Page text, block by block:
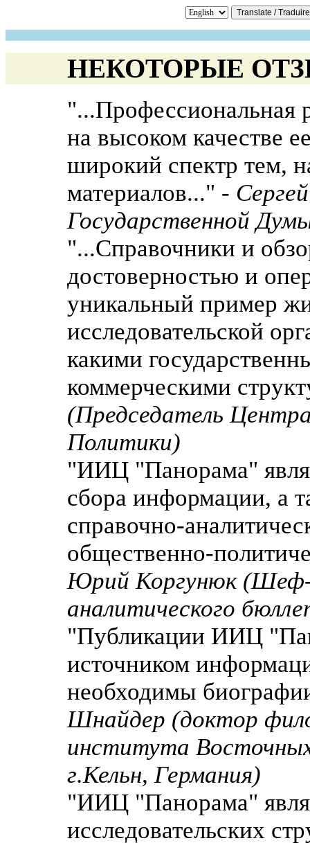
НЕКОТОРЫЕ
"...Профессиональная
на высоком качестве
широкий спектр тем,
материалов..." -
Государственной
"...Справочники и
достоверностью и
уникальный пример
исследовательской
какими
коммерческими
(Председатель
Политики)
"ИИЦ "Панорама"
сбора информации, а
справочно-
общественно-
Юрий Коргунюк (Шеф-
аналитического
"Публикации ИИЦ
источником
необходимы
Шнайдер (доктор
института
г.Кельн, Германия)
"ИИЦ "Панорама"
исследовательских